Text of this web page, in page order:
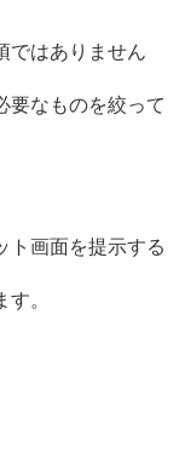
ではありません
要なものを絞って
ト画面を提示する
。